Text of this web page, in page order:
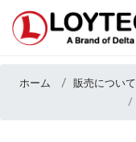
ホーム 販売について